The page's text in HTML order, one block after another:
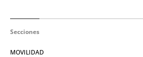
Secciones
MOVILIDAD